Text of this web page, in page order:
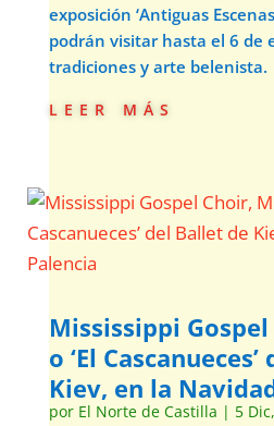
exposición ‘Antiguas
podrán visitar hasta el 6 de
tradiciones y arte belenista.
leer más
Mississippi
o ‘El
Kiev, en la
por El Norte de Castilla | 5